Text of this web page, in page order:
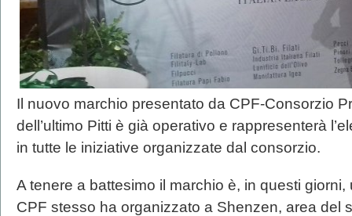
Il nuovo marchio presentato da CPF-Consorzio
dell’ultimo Pitti è già operativo e rappresenterà
in tutte le iniziative organizzate dal consorzio.
A tenere a battesimo il marchio è, in questi
CPF stesso ha organizzato a Shenzen, area del